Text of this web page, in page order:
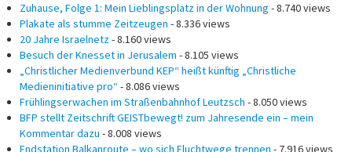
Zuhause, Folge 1: Mein Lieblingsplatz in der Wohnung - 8.740 views
Plakate als stumme Zeitzeugen - 8.336 views
20 Jahre Israelnetz- 8.160 views
Besuch der Knesset in Jerusalem - 8.105 views
„Christlicher Medienverbund KEP“ heißt künftig „Christliche
Medieninitiative pro“- 8.086 views
Frühlingserwachen im Straßenbahnhof Leutzsch - 8.050 views
BFP stellt Zeitschrift GEISTbewegt! zum Jahresende ein – mein
Kommentar dazu - 8.008 views
Endstation Balkanroute – wo sich Fluchtwege trennen - 7.916 views